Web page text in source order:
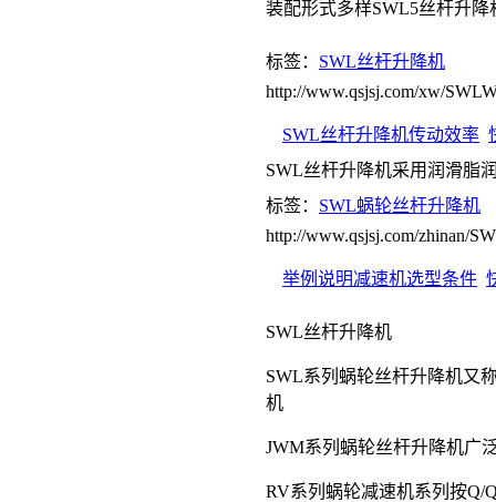
装配形式多样SWL5丝杆升
标签： SWL丝杆升降机
http://www.qsjsj.com/xw/
SWL丝杆升降机传动效率
SWL丝杆升降机采用润滑脂
标签： SWL蜗轮丝杆升降机
http://www.qsjsj.com/zhinan/
举例说明减速机选型条件
SWL丝杆升降机
SWL系列蜗轮丝杆升降机又
机
JWM系列蜗轮丝杆升降机广
RV系列蜗轮减速机系列按Q/